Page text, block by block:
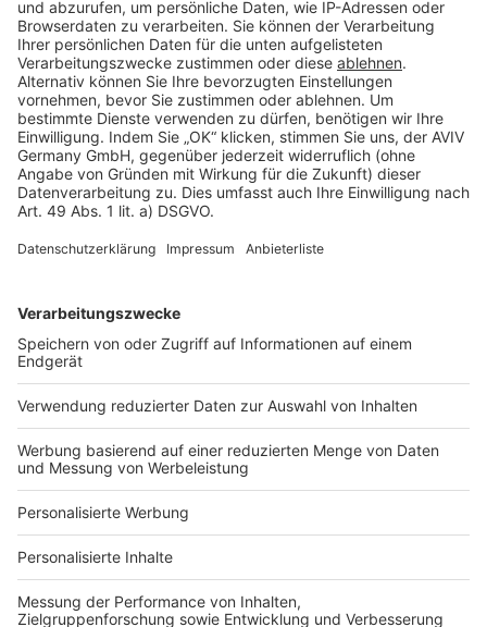
Cookie Einstellungen
Rechtliches
AGB-Übersicht
Datenschutz
Impressum
Services
Bauprojekt-Quiz
Häuser-Suche
Hausanbieter-Suche
Bauprojekt-Profil
Für Unternehmen
Ihre Baufirma auf bauen.de
Kostenloses Infogespräch